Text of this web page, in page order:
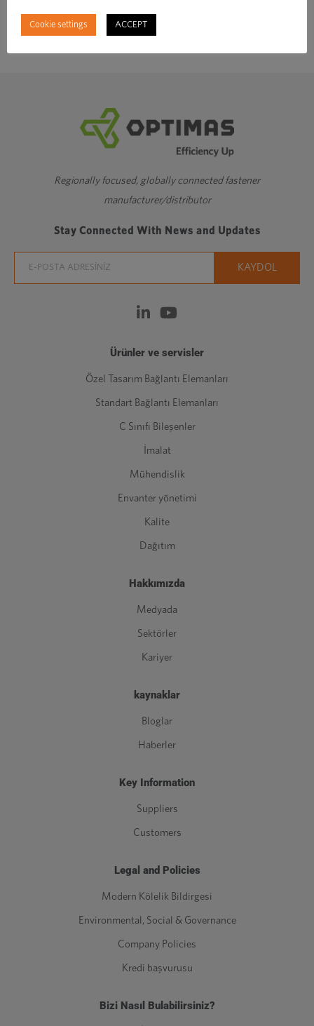
Regionally focused, globally connected fastener
manufacturer/distributor
Stay Connected With News and Updates
Ürünler ve servisler
Özel Tasarım Bağlantı Elemanları
Standart Bağlantı Elemanları
C Sınıfı Bileşenler
İmalat
Mühendislik
Envanter yönetimi
Kalite
Dağıtım
Hakkımızda
Medyada
Sektörler
Kariyer
kaynaklar
Bloglar
Haberler
Key Information
Suppliers
Customers
Legal and Policies
Modern Kölelik Bildirgesi
Environmental, Social & Governance
Company Policies
Kredi başvurusu
Bizi Nasıl Bulabilirsiniz?
Cookie settings ACCEPT